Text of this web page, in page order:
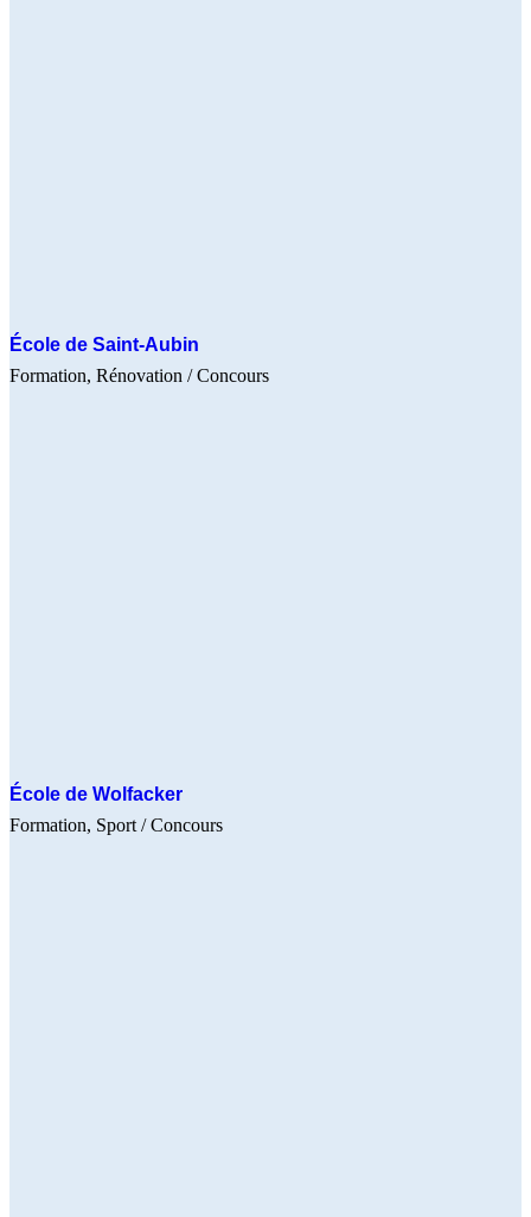
École de Saint-Aubin
Formation Rénovation / Concours
École de Wolfacker
Formation Sport / Concours